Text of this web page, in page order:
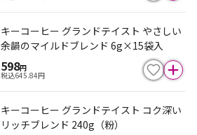
キーコーヒー グランドテイスト やさしい
余韻のマイルドブレンド 6g×15袋入
598円
税込645.84円
キーコーヒー グランドテイスト コク深い
リッチブレンド 240g（粉）